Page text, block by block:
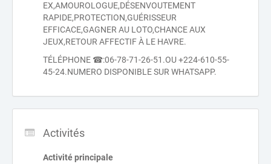
EX,AMOUROLOGUE,DÉSENVOUTEMENT
RAPIDE,PROTECTION,GUÉRISSEUR
EFFICACE,GAGNER AU LOTO,CHANCE AUX
JEUX,RETOUR AFFECTIF À LE HAVRE.
TÉLÉPHONE ☎:06-78-71-26-51.OU +224-610-55-
45-24.NUMERO DISPONIBLE SUR WHATSAPP.
Activités
Activité principale